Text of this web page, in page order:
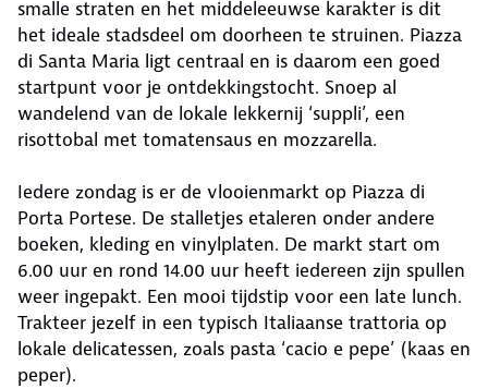
smalle straten en het middeleeuwse karakter is dit
het ideale stadsdeel om doorheen te struinen. Piazza
di Santa Maria ligt centraal en is daarom een goed
startpunt voor je ontdekkingstocht. Snoep al
wandelend van de lokale lekkernij ‘suppli’, een
risottobal met tomatensaus en mozzarella.
Iedere zondag is er de vlooienmarkt op Piazza di
Porta Portese. De stalletjes etaleren onder andere
boeken, kleding en vinylplaten. De markt start om
6.00 uur en rond 14.00 uur heeft iedereen zijn spullen
weer ingepakt. Een mooi tijdstip voor een late lunch.
Trakteer jezelf in een typisch Italiaanse trattoria op
lokale delicatessen, zoals pasta ‘cacio e pepe’ (kaas en
peper).